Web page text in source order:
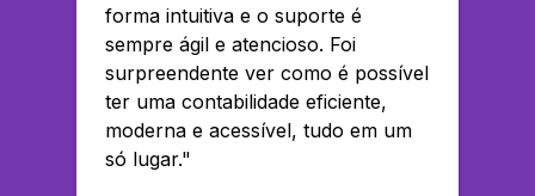
forma intuitiva e o suporte é
sempre ágil e atencioso. Foi
surpreendente ver como é possível
ter uma contabilidade eficiente,
moderna e acessível, tudo em um
só lugar."